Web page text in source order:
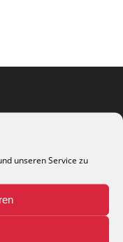
unseren Service zu